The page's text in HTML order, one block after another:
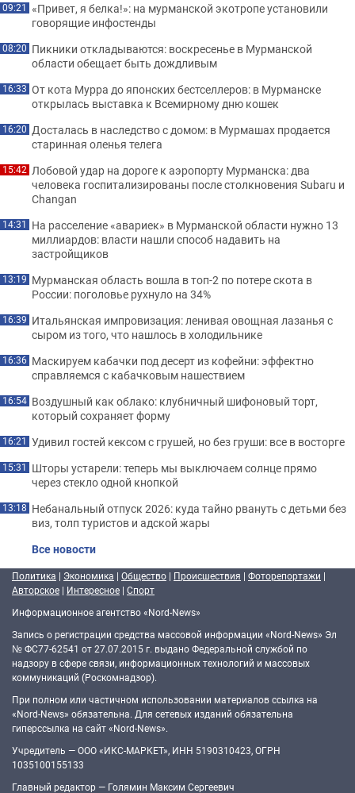
09:21 «Привет, я белка!»: на мурманской экотропе установили
говорящие инфостенды
08:20 Пикники откладываются: воскресенье в Мурманской
области обещает быть дождливым
16:33 От кота Мурра до японских бестселлеров: в Мурманске
открылась выставка к Всемирному дню кошек
16:20 Досталась в наследство с домом: в Мурмашах продается
старинная оленья телега
15:42 Лобовой удар на дороге к аэропорту Мурманска: два
человека госпитализированы после столкновения Subaru и
Changan
14:31 На расселение «авариек» в Мурманской области нужно 13
миллиардов: власти нашли способ надавить на
застройщиков
13:19 Мурманская область вошла в топ-2 по потере скота в
России: поголовье рухнуло на 34%
16:39 Итальянская импровизация: ленивая овощная лазанья с
сыром из того, что нашлось в холодильнике
16:36 Маскируем кабачки под десерт из кофейни: эффектно
справляемся с кабачковым нашествием
16:54 Воздушный как облако: клубничный шифоновый торт,
который сохраняет форму
16:21 Удивил гостей кексом с грушей, но без груши: все в восторге
15:31 Шторы устарели: теперь мы выключаем солнце прямо
через стекло одной кнопкой
13:18 Небанальный отпуск 2026: куда тайно рвануть с детьми без
виз, толп туристов и адской жары
Все новости
Политика | Экономика | Общество | Происшествия | Фоторепортажи |
Авторское | Интересное | Спорт
Информационное агентство «Nord-News»
Запись о регистрации средства массовой информации «Nord-News» Эл
№ ФС77-62541 от 27.07.2015 г. выдано Федеральной службой по
надзору в сфере связи, информационных технологий и массовых
коммуникаций (Роскомнадзор).
При полном или частичном использовании материалов ссылка на
«Nord-News» обязательна. Для сетевых изданий обязательна
гиперссылка на сайт «Nord-News».
Учредитель — ООО «ИКС-МАРКЕТ», ИНН 5190310423, ОГРН
1035100155133
Главный редактор — Голямин Максим Сергеевич